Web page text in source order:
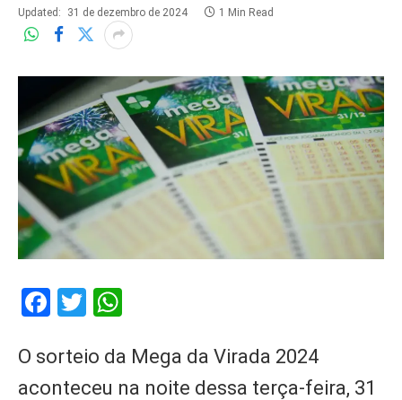
Updated:
31 de dezembro de 2024 1 Min Read
Facebook
Twitter
O sorteio da Mega da Virada 2024
aconteceu na noite dessa terça-feira, 31